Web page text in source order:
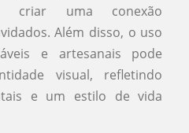
criar uma conexão
Além disso, o uso
e artesanais pode
visual, refletindo
e um estilo de vida